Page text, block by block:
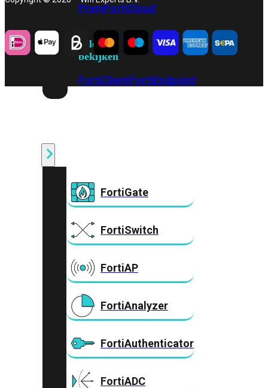
PremFortiCloud
Alles
bekijken
FortiClientFortiEndpoint
FortiGate
FortiSwitch
FortiAP
FortiAnalyzer
FortiAuthenticator
FortiADC